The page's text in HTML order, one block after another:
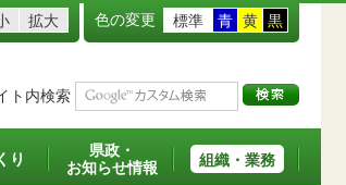
拡大 色の変更 標準 青 黄 黒
ト内検索
り
県政・
お知らせ情報
組織・業務